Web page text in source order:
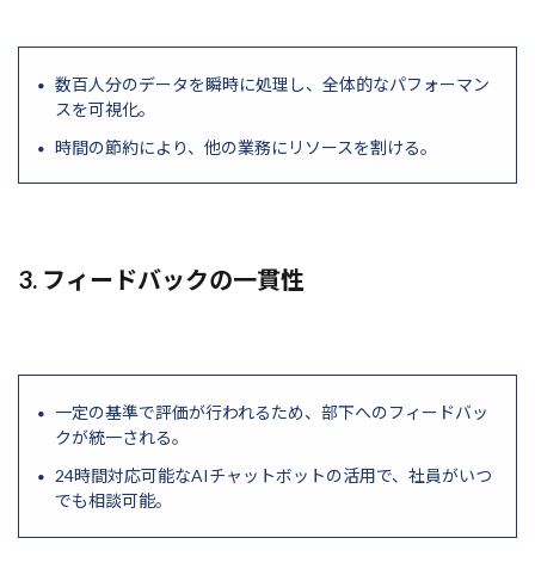
数百人分のデータを瞬時に処理し、全体的なパフォーマン
スを可視化。
時間の節約により、他の業務にリソースを割ける。
3. フィードバックの一貫性
一定の基準で評価が行われるため、部下へのフィードバッ
クが統一される。
24時間対応可能なAIチャットボットの活用で、社員がいつ
でも相談可能。